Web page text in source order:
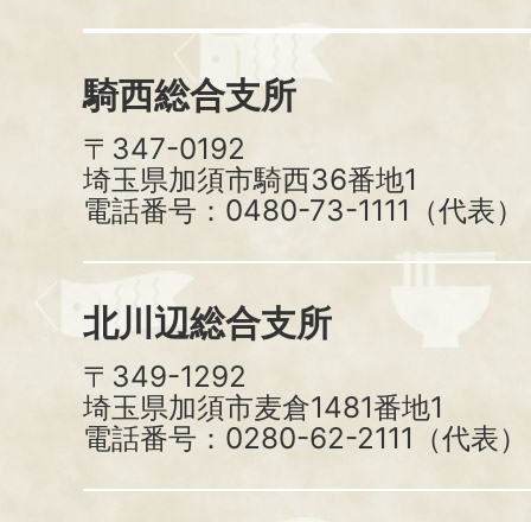
騎西総合支所
〒347-0192
埼玉県加須市騎西36番地1
電話番号：0480-73-1111（代表）
北川辺総合支所
〒349-1292
埼玉県加須市麦倉1481番地1
電話番号：0280-62-2111（代表）